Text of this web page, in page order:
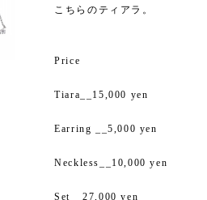
こちらのティアラ。
Price
Tiara__15,000 yen
Earring __5,000 yen
Neckless__10,000 yen
Set__27,000 yen